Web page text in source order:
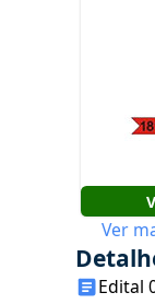
Ver
Edital